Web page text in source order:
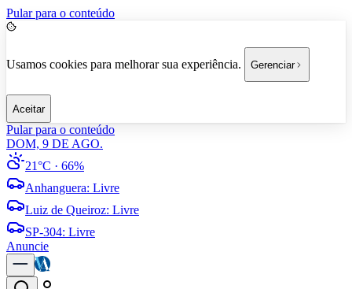
Pular para o conteúdo
Usamos cookies para melhorar sua experiência. Gerenciar
Aceitar
Pular para o conteúdo
DOM, 9 DE AGO.
21°C · 66%
Anhanguera: Livre
Luiz de Queiroz: Livre
SP-304: Livre
Anuncie